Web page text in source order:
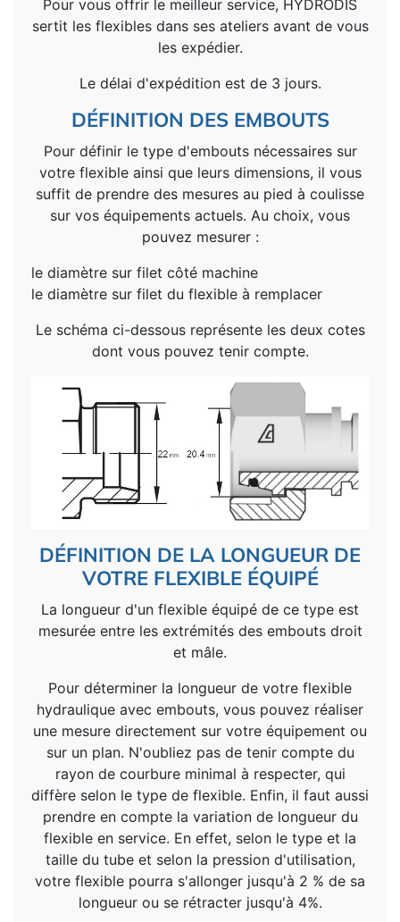
Pour vous offrir le meilleur service, HYDRODIS
sertit les flexibles dans ses ateliers avant de vous
les expédier.
Le délai d'expédition est de 3 jours.
DÉFINITION DES EMBOUTS
Pour définir le type d'embouts nécessaires sur
votre flexible ainsi que leurs dimensions, il vous
suffit de prendre des mesures au pied à coulisse
sur vos équipements actuels. Au choix, vous
pouvez mesurer :
le diamètre sur filet côté machine
le diamètre sur filet du flexible à remplacer
Le schéma ci-dessous représente les deux cotes
dont vous pouvez tenir compte.
DÉFINITION DE LA LONGUEUR DE
VOTRE FLEXIBLE ÉQUIPÉ
La longueur d'un flexible équipé de ce type est
mesurée entre les extrémités des embouts droit
et mâle.
Pour déterminer la longueur de votre flexible
hydraulique avec embouts, vous pouvez réaliser
une mesure directement sur votre équipement ou
sur un plan. N'oubliez pas de tenir compte du
rayon de courbure minimal à respecter, qui
diffère selon le type de flexible. Enfin, il faut aussi
prendre en compte la variation de longueur du
flexible en service. En effet, selon le type et la
taille du tube et selon la pression d'utilisation,
votre flexible pourra s'allonger jusqu'à 2 % de sa
longueur ou se rétracter jusqu'à 4%.